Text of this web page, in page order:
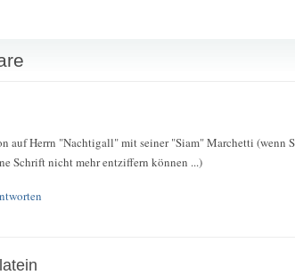
auf Herrn "Nachtigall" mit seiner "Siam" Marchetti (wenn
Schrift nicht mehr entziffern können ...)